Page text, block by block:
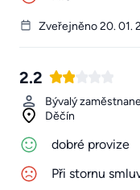
Zveřejněno 20. 01.
2.2
Bývalý
Děčín
dobré provize
Při stornu